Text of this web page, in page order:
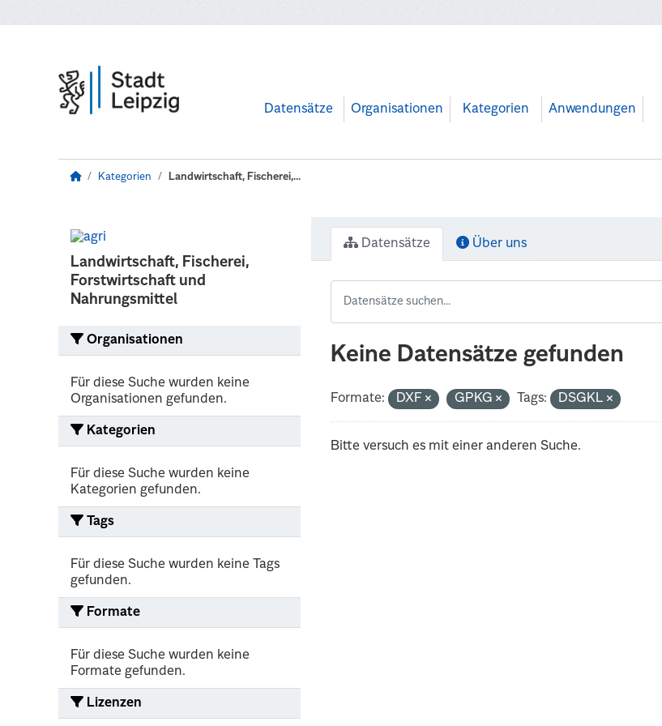
Datensätze Organisationen Kategorien Anwendungen
Kategorien Landwirtschaft, Fischerei,...
Landwirtschaft, Fischerei,
Forstwirtschaft und
Nahrungsmittel
Organisationen
Für diese Suche wurden keine
Organisationen gefunden.
Kategorien
Für diese Suche wurden keine
Kategorien gefunden.
Tags
Für diese Suche wurden keine Tags
gefunden.
Formate
Für diese Suche wurden keine
Formate gefunden.
Lizenzen
Datensätze Über uns
Keine Datensätze gefunden
Formate: DXF GPKG Tags: DSGKL
Bitte versuch es mit einer anderen Suche.